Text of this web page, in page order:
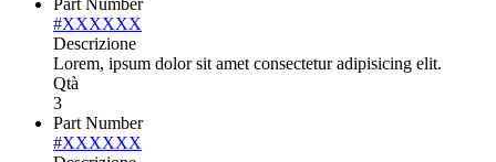
Part Number
#XXXXXX
Descrizione
Lorem, ipsum dolor sit amet consectetur adipisicing elit.
Qtà
3
Part Number
#XXXXXX